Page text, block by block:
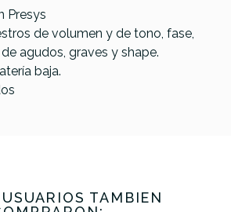
Presys
de volumen y de tono, fase,
agudos, graves y shape.
baja.
TAMBIÉN